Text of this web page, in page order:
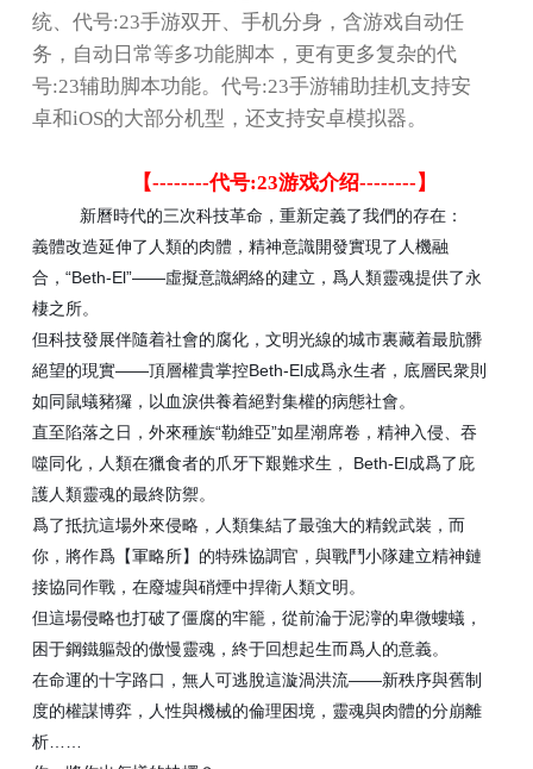
统、代号:23手游双开、手机分身，含游戏自动任
务，自动日常等多功能脚本，更有更多复杂的代
号:23辅助脚本功能。代号:23手游辅助挂机支持安
卓和iOS的大部分机型，还支持安卓模拟器。
【--------代号:23游戏介绍--------】
新曆時代的三次科技革命，重新定義了我們的存在：
義體改造延伸了人類的肉體，精神意識開發實現了人機融
合，“Beth-El”——虛擬意識網絡的建立，爲人類靈魂提供了永
棲之所。
但科技發展伴隨着社會的腐化，文明光線的城市裏藏着最肮髒
絕望的現實——頂層權貴掌控Beth-El成爲永生者，底層民衆則
如同鼠蟻豬玀，以血淚供養着絕對集權的病態社會。
直至陷落之日，外來種族“勒維亞”如星潮席卷，精神入侵、吞
噬同化，人類在獵食者的爪牙下艱難求生，
Beth-El成爲了庇
護人類靈魂的最終防禦。
爲了抵抗這場外來侵略，人類集結了最強大的精銳武裝，而
你，將作爲【軍略所】的特殊協調官，與戰鬥小隊建立精神鏈
接協同作戰，在廢墟與硝煙中捍衛人類文明。
但這場侵略也打破了僵腐的牢籠，從前淪于泥濘的卑微螻蟻，
困于鋼鐵軀殼的傲慢靈魂，終于回想起生而爲人的意義。
在命運的十字路口，無人可逃脫這漩渦洪流——新秩序與舊制
度的權謀博弈，人性與機械的倫理困境，靈魂與肉體的分崩離
析